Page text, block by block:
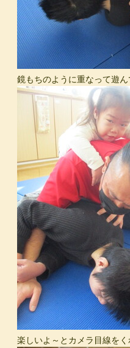
鏡もちのように重なって遊
楽しいよ～とカメラ目線を